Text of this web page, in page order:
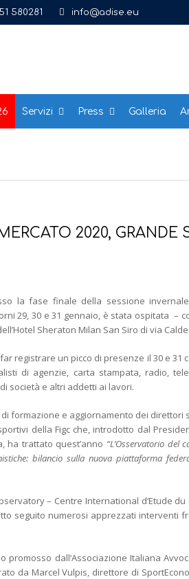
580281 info@adise.eu
Servizi Press Galleria
2020, GRANDE
la fase finale della sessione invernale
29, 30 e 31 gennaio, è stata ospitata –
Sheraton Milan San Siro di via
registrare un picco di presenze il 30 e
di agenzie, carta stampata, radio,
società e altri addetti ai lavori.
formazione e aggiornamento dei direttori
della Figc che, introdotto dal
ha trattato quest’anno “L’Osservatorio del
bilancio sulla nuova piattaforma
– Centre International d’Etude
seguito numerosi apprezzati interventi
dall’Associazione Italiana
da Marcel Vulpis, direttore di